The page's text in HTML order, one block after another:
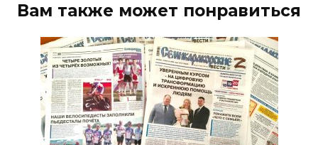
Вам также может понравиться